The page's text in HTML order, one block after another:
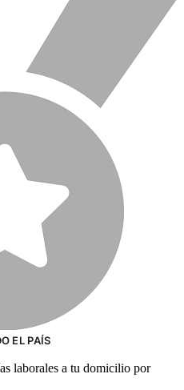
EL PAÍS
laborales a tu domicilio por